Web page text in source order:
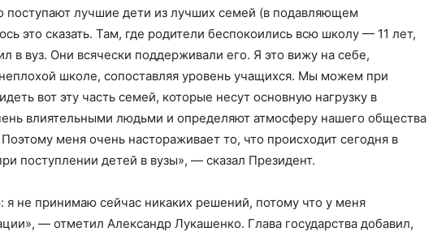
поступают лучшие дети из лучших семей (в подавляющем
это сказать. Там, где родители беспокоились всю школу — 11 лет,
в вуз. Они всячески поддерживали его. Я это вижу на себе,
школе, сопоставляя уровень учащихся. Мы можем при
вот эту часть семей, которые несут основную нагрузку в
влиятельными людьми и определяют атмосферу нашего общества
меня очень настораживает то, что происходит сегодня в
поступлении детей в вузы», — сказал Президент.
я не принимаю сейчас никаких решений, потому что у меня
— отметил Александр Лукашенко. Глава государства добавил,